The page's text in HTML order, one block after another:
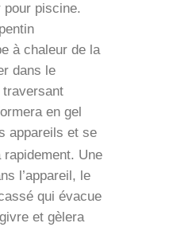
pour piscine.
à chaleur de la
dans le
traversant
en gel
appareils et se
Une
l’appareil, le
qui évacue
et gèlera